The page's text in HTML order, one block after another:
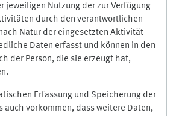
jeweiligen Nutzung der zur Verfügung
durch den verantwortlichen
Natur der eingesetzten Aktivität
Daten erfasst und können in den
der Person, die sie erzeugt hat,
Erfassung und Speicherung der
auch vorkommen, dass weitere Daten,